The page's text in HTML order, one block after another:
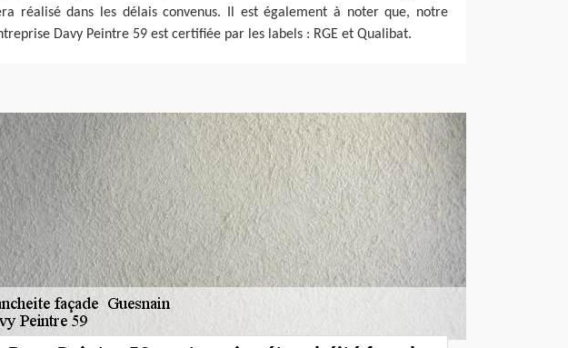
réalisé dans les délais convenus. Il est également à noter que, notre
Davy Peintre 59 est certifiée par les labels : RGE et Qualibat.